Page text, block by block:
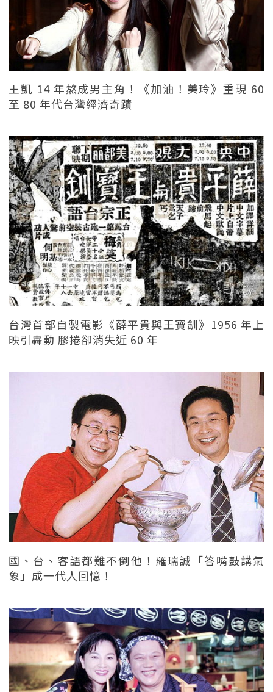
王凱 14 年熬成男主角！《加油！美玲》重現 60
至 80 年代台灣經濟奇蹟
台灣首部自製電影《薛平貴與王寶釧》1956 年上
映引轟動 膠捲卻消失近 60 年
國、台、客語都難不倒他！羅瑞誠「答嘴鼓講氣
象」成一代人回憶！